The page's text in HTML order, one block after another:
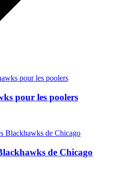
pour les poolers
de Chicago